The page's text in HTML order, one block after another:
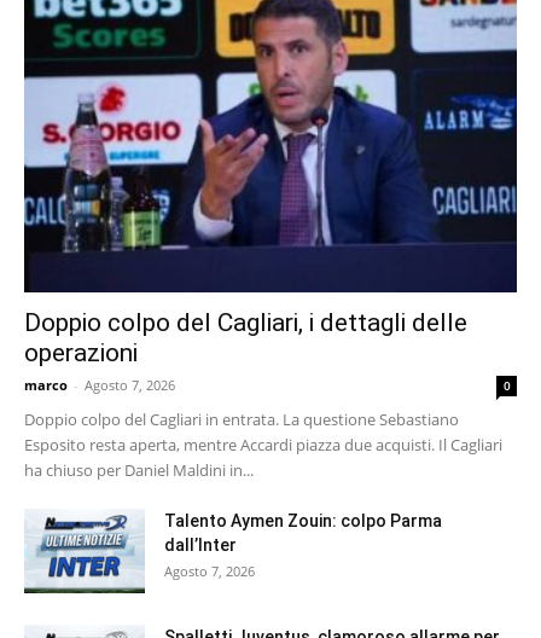
Doppio colpo del Cagliari, i dettagli delle
operazioni
marco - Agosto 7, 2026 0
Doppio colpo del Cagliari in entrata. La questione Sebastiano
Esposito resta aperta, mentre Accardi piazza due acquisti. Il Cagliari
ha chiuso per Daniel Maldini in...
Talento Aymen Zouin: colpo Parma
dall’Inter
Agosto 7, 2026